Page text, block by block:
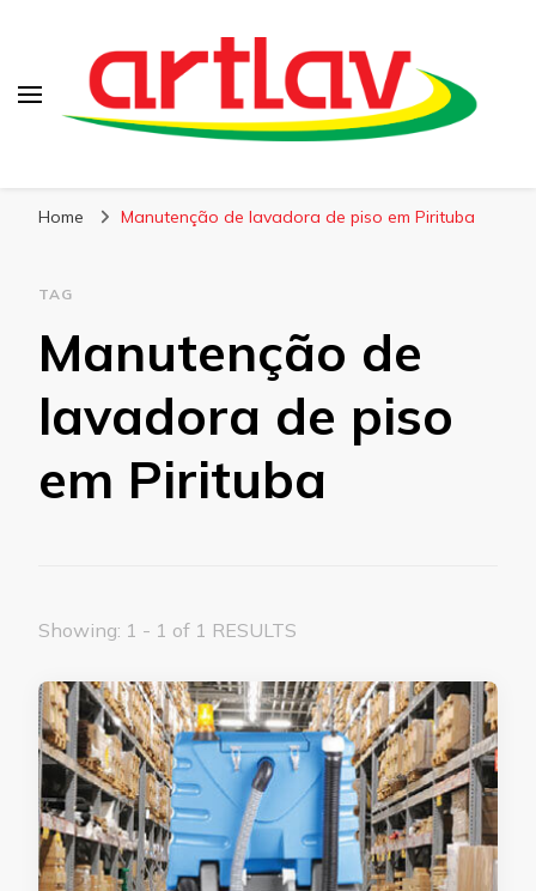
Home Manutenção de lavadora de piso em Pirituba
TAG
Manutenção de
lavadora de piso
em Pirituba
Showing: 1 - 1 of 1 RESULTS